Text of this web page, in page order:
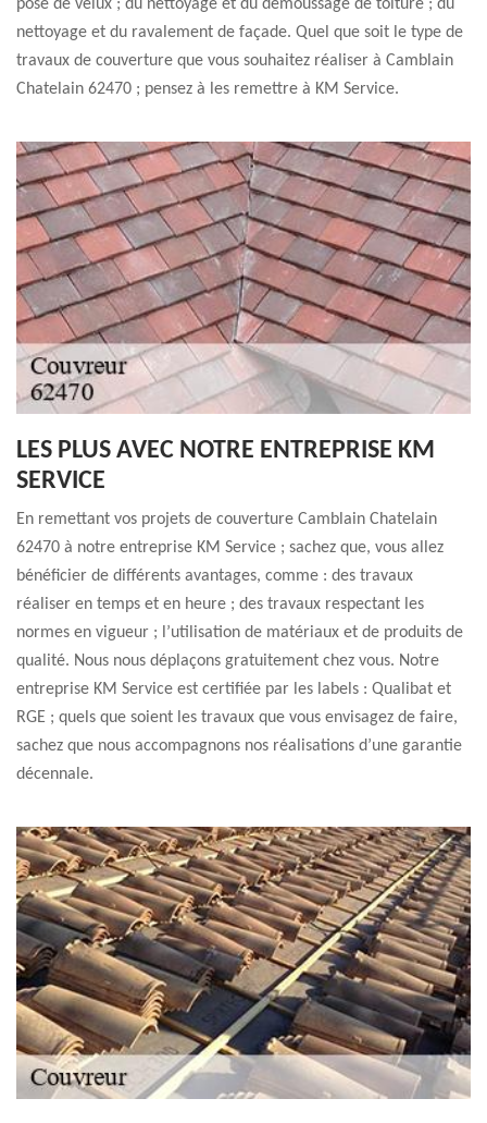
pose de velux ; du nettoyage et du démoussage de toiture ; du
nettoyage et du ravalement de façade. Quel que soit le type de
travaux de couverture que vous souhaitez réaliser à Camblain
Chatelain 62470 ; pensez à les remettre à KM Service.
LES PLUS AVEC NOTRE ENTREPRISE KM
SERVICE
En remettant vos projets de couverture Camblain Chatelain
62470 à notre entreprise KM Service ; sachez que, vous allez
bénéficier de différents avantages, comme : des travaux
réaliser en temps et en heure ; des travaux respectant les
normes en vigueur ; l’utilisation de matériaux et de produits de
qualité. Nous nous déplaçons gratuitement chez vous. Notre
entreprise KM Service est certifiée par les labels : Qualibat et
RGE ; quels que soient les travaux que vous envisagez de faire,
sachez que nous accompagnons nos réalisations d’une garantie
décennale.